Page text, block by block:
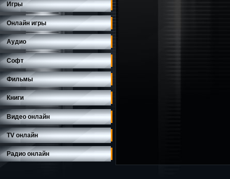
Игры
Онлайн игры
Аудио
Софт
Фильмы
Книги
Видео онлайн
TV онлайн
Радио онлайн